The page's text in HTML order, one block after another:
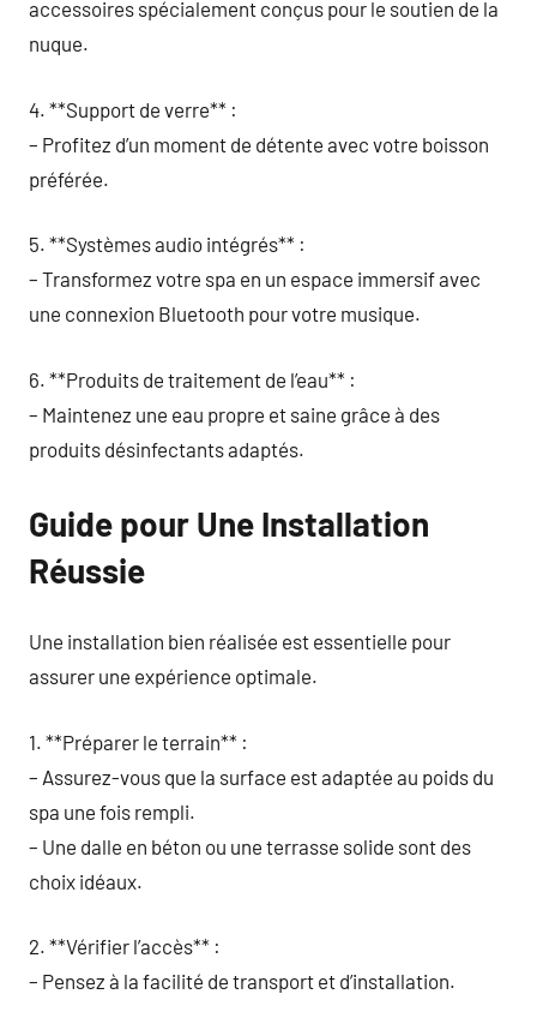
accessoires spécialement conçus pour le soutien de la
nuque.
4. **Support de verre** :
– Profitez d’un moment de détente avec votre boisson
préférée.
5. **Systèmes audio intégrés** :
– Transformez votre spa en un espace immersif avec
une connexion Bluetooth pour votre musique.
6. **Produits de traitement de l’eau** :
– Maintenez une eau propre et saine grâce à des
produits désinfectants adaptés.
Guide pour Une Installation
Réussie
Une installation bien réalisée est essentielle pour
assurer une expérience optimale.
1. **Préparer le terrain** :
– Assurez-vous que la surface est adaptée au poids du
spa une fois rempli.
– Une dalle en béton ou une terrasse solide sont des
choix idéaux.
2. **Vérifier l’accès** :
– Pensez à la facilité de transport et d’installation.